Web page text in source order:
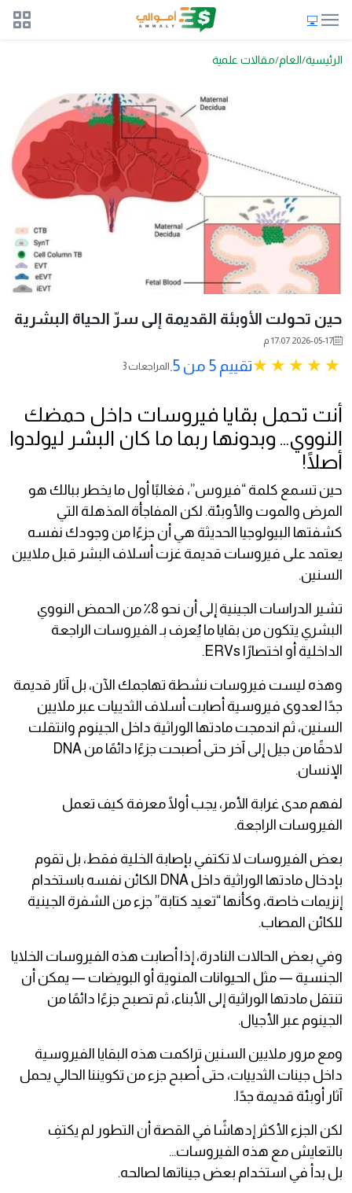
الرئيسية العام مقالات علمية
حين تحولت الأوبئة القديمة إلى سرّ الحياة البشرية
2026-05-17 17:07 م
تقييم 5 من 5. 3 المراجعات
أنت تحمل بقايا فيروسات داخل حمضك
النووي… وبدونها ربما ما كان البشر ليولدوا
أصلًا!
حين تسمع كلمة “فيروس”، فغالبًا أول ما يخطر ببالك هو
المرض والموت والأوبئة. لكن المفاجأة المذهلة التي
كشفتها البيولوجيا الحديثة هي أن جزءًا من وجودك نفسه
يعتمد على فيروسات قديمة غزت أسلاف البشر قبل ملايين
السنين.
تشير الدراسات الجينية إلى أن نحو 8٪ من الحمض النووي
البشري يتكون من بقايا ما يُعرف بـ الفيروسات الراجعة
الداخلية أو اختصارًا ERVs.
وهذه ليست فيروسات نشطة تهاجمك الآن، بل آثار قديمة
جدًا لعدوى فيروسية أصابت أسلاف الثدييات عبر ملايين
السنين، ثم اندمجت مادتها الوراثية داخل الجينوم وانتقلت
لاحقًا من جيل إلى آخر حتى أصبحت جزءًا دائمًا من DNA
الإنسان.
لفهم مدى غرابة الأمر، يجب أولًا معرفة كيف تعمل
الفيروسات الراجعة.
بعض الفيروسات لا تكتفي بإصابة الخلية فقط، بل تقوم
بإدخال مادتها الوراثية داخل DNA الكائن نفسه باستخدام
إنزيمات خاصة، وكأنها “تعيد كتابة” جزء من الشفرة الجينية
للكائن المصاب.
وفي بعض الحالات النادرة، إذا أصابت هذه الفيروسات الخلايا
الجنسية — مثل الحيوانات المنوية أو البويضات — يمكن أن
تنتقل مادتها الوراثية إلى الأبناء، ثم تصبح جزءًا دائمًا من
الجينوم عبر الأجيال.
ومع مرور ملايين السنين تراكمت هذه البقايا الفيروسية
داخل جينات الثدييات، حتى أصبح جزء من تكويننا الحالي يحمل
آثار أوبئة قديمة جدًا.
لكن الجزء الأكثر إدهاشًا في القصة أن التطور لم يكتفِ
بالتعايش مع هذه الفيروسات…
بل بدأ في استخدام بعض جيناتها لصالحه.